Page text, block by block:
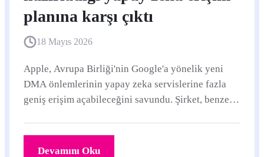
planına karşı çıktı
18 Mayıs 2026
Apple, Avrupa Birliği'nin Google'a yönelik yeni
DMA önlemlerinin yapay zeka servislerine fazla
geniş erişim açabileceğini savundu. Şirket, benzer
Devamını Oku